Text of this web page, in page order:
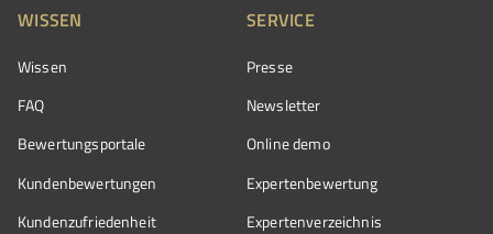
WISSEN
Wissen
FAQ
Bewertungsportale
Kundenbewertungen
Kundenzufriedenheit
SERVICE
Presse
Newsletter
Online demo
Expertenbewertung
Expertenverzeichnis